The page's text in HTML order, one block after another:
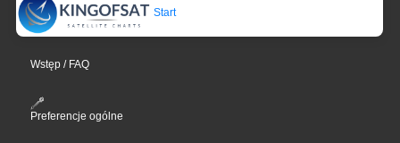
Start
Wstęp / FAQ
Preferencje ogólne